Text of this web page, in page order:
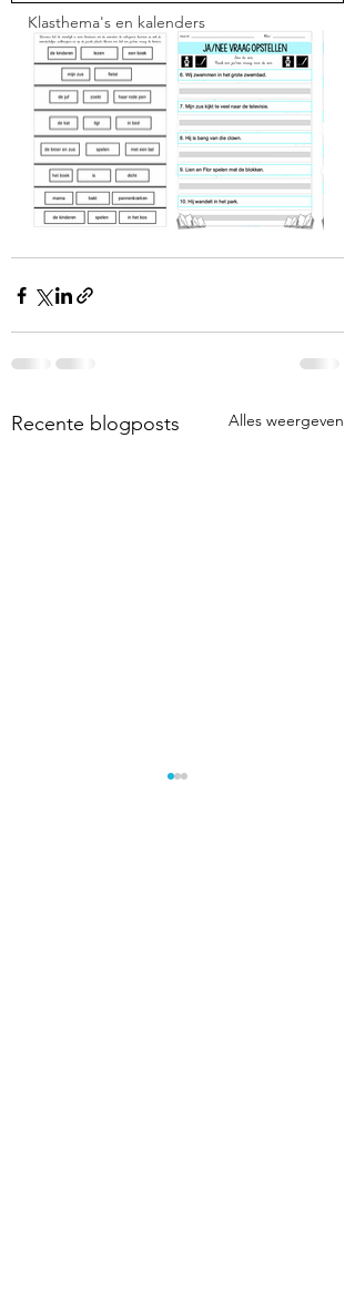
Klasthema's en kalenders
Recente blogposts Alles weergeven